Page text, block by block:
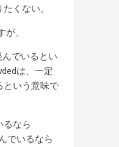
くない。
が、
んでいるとい
は、一定
という意味で
るなら
でいるなら